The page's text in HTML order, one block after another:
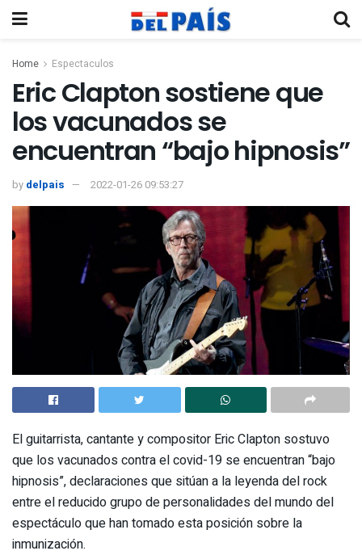
Home Espectaculos
Eric Clapton sostiene que
los vacunados se
encuentran “bajo hipnosis”
by delpais 2022-01-26 09:53:27
El guitarrista, cantante y compositor Eric Clapton sostuvo
que los vacunados contra el covid-19 se encuentran “bajo
hipnosis”, declaraciones que sitúan a la leyenda del rock
entre el reducido grupo de personalidades del mundo del
espectáculo que han tomado esta posición sobre la
inmunización.